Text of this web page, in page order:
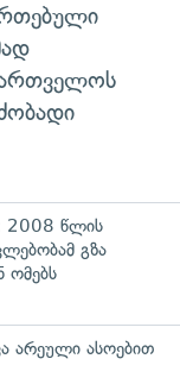
2008 წლის
გზა
ომებს
არეული ასოებით